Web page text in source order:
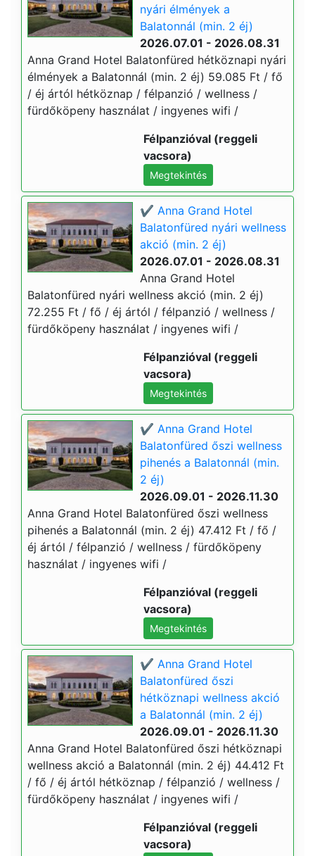
nyári élmények a
Balatonnál (min. 2 éj)
2026.07.01 - 2026.08.31
Anna Grand Hotel Balatonfüred hétköznapi nyári
élmények a Balatonnál (min. 2 éj) 59.085 Ft / fő
/ éj ártól hétköznap / félpanzió / wellness /
fürdőköpeny használat / ingyenes wifi /
Félpanzióval (reggeli
vacsora)
Megtekintés
✔️ Anna Grand Hotel
Balatonfüred nyári wellness
akció (min. 2 éj)
2026.07.01 - 2026.08.31
Anna Grand Hotel
Balatonfüred nyári wellness akció (min. 2 éj)
72.255 Ft / fő / éj ártól / félpanzió / wellness /
fürdőköpeny használat / ingyenes wifi /
Félpanzióval (reggeli
vacsora)
Megtekintés
✔️ Anna Grand Hotel
Balatonfüred őszi wellness
pihenés a Balatonnál (min.
2 éj)
2026.09.01 - 2026.11.30
Anna Grand Hotel Balatonfüred őszi wellness
pihenés a Balatonnál (min. 2 éj) 47.412 Ft / fő /
éj ártól / félpanzió / wellness / fürdőköpeny
használat / ingyenes wifi /
Félpanzióval (reggeli
vacsora)
Megtekintés
✔️ Anna Grand Hotel
Balatonfüred őszi
hétköznapi wellness akció
a Balatonnál (min. 2 éj)
2026.09.01 - 2026.11.30
Anna Grand Hotel Balatonfüred őszi hétköznapi
wellness akció a Balatonnál (min. 2 éj) 44.412 Ft
/ fő / éj ártól hétköznap / félpanzió / wellness /
fürdőköpeny használat / ingyenes wifi /
Félpanzióval (reggeli
vacsora)